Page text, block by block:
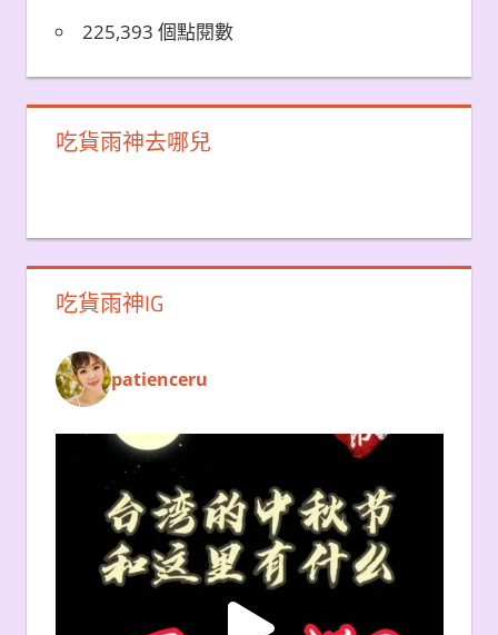
225,393 個點閱數
吃貨雨神去哪兒
吃貨雨神IG
patienceru